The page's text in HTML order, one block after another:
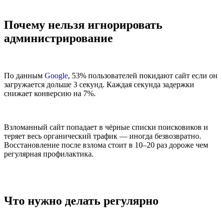
Почему нельзя игнорировать
администрирование
По данным Google, 53% пользователей покидают сайт если он
загружается дольше 3 секунд. Каждая секунда задержки
снижает конверсию на 7%.
Взломанный сайт попадает в чёрные списки поисковиков и
теряет весь органический трафик — иногда безвозвратно.
Восстановление после взлома стоит в 10–20 раз дороже чем
регулярная профилактика.
Что нужно делать регулярно